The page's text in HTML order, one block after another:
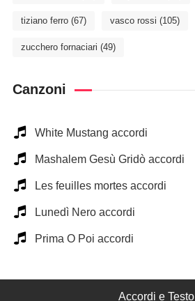
tiziano ferro(67) vasco rossi (105)
zucchero fornaciari (49)
Canzoni
White Mustang accordi
Mashalem Gesù Gridò accordi
Les feuilles mortes accordi
Lunedì Nero accordi
Prima O Poi accordi
Accordi e Testo